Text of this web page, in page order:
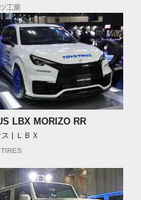
工業
LBX MORIZO RR
| ＬＢＸ